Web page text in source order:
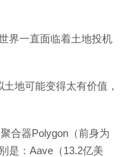
界一直面临着土地投机
地可能变得太有价值，
合器Polygon（前身为
是：Aave（13.2亿美